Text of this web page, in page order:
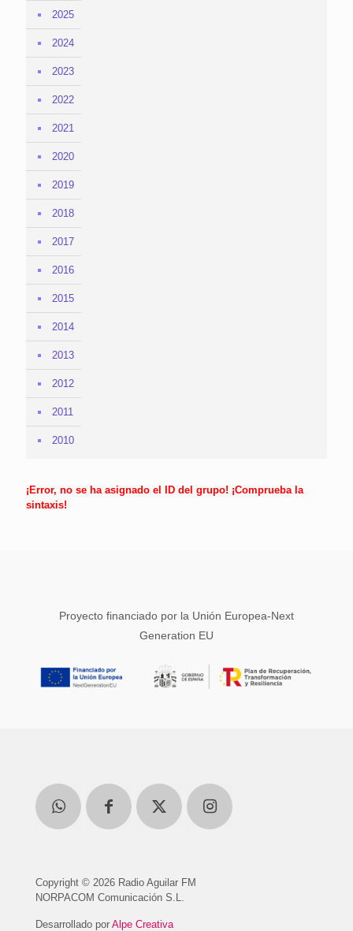
2025
2024
2023
2022
2021
2020
2019
2018
2017
2016
2015
2014
2013
2012
2011
2010
¡Error, no se ha asignado el ID del grupo! ¡Comprueba la
sintaxis!
Proyecto financiado por la Unión Europea-Next
Generation EU
Copyright © 2026 Radio Aguilar FM
NORPACOM Comunicación S.L.
Desarrollado por Alpe Creativa